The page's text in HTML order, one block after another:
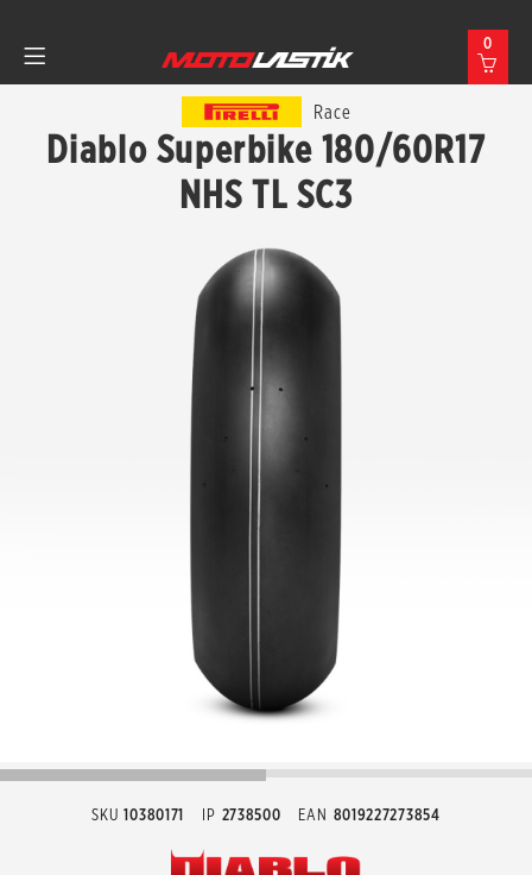
0
Race
Diablo Superbike 180/60R17
NHS TL SC3
SKU 10380171 IP 2738500 EAN 8019227273854